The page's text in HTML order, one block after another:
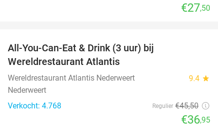
€27,50
All-You-Can-Eat & Drink (3 uur) bij
Wereldrestaurant Atlantis
Wereldrestaurant Atlantis Nederweert 9.4 star
Nederweert
Verkocht: 4.768
Regulier €45,50
€36,95